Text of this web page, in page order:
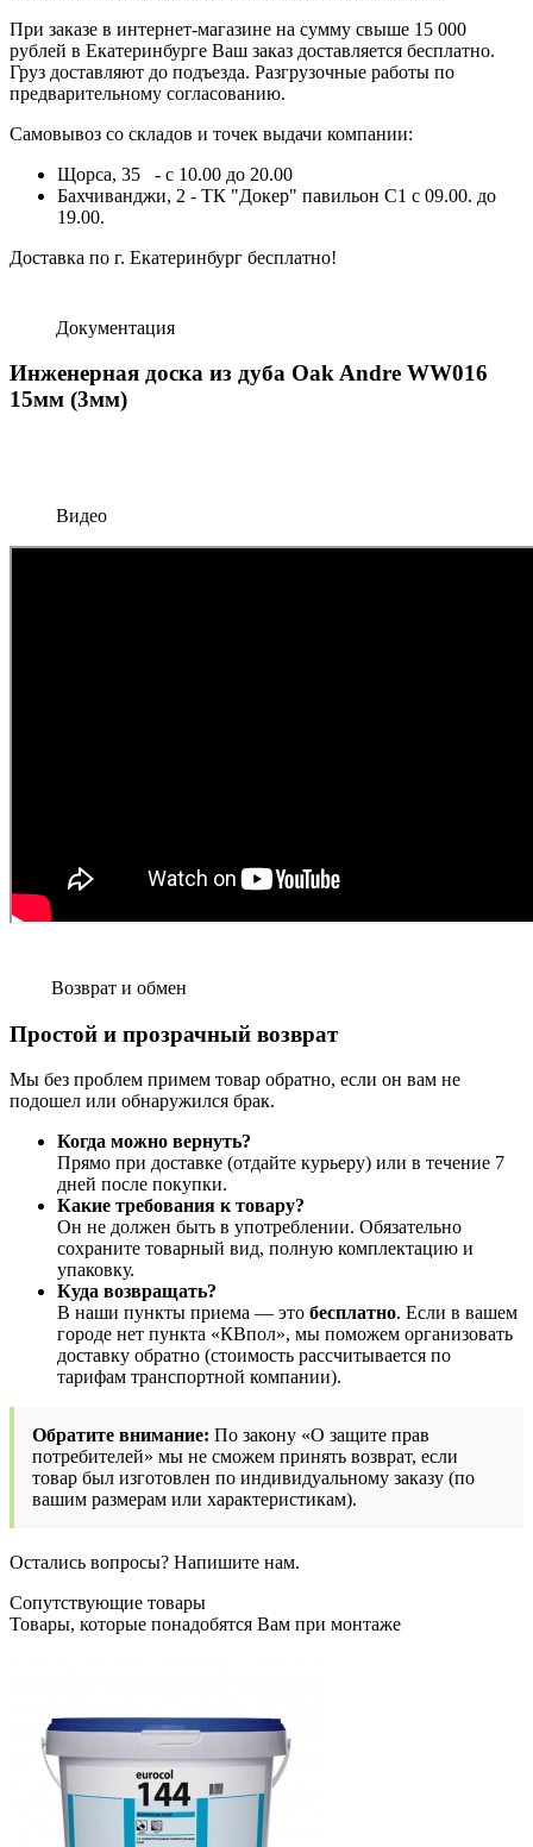
При заказе в интернет-магазине на сумму свыше 15 000
рублей в Екатеринбурге Ваш заказ доставляется бесплатно.
Груз доставляют до подъезда. Разгрузочные работы по
предварительному согласованию.
Самовывоз со складов и точек выдачи компании:
Щорса, 35 - с 10.00 до 20.00
Бахчиванджи, 2 - ТК "Докер" павильон С1 с 09.00. до
19.00.
Доставка по г. Екатеринбург бесплатно!
Документация
Инженерная доска из дуба Oak Andre WW016
15мм (3мм)
Видео
Возврат и обмен
Простой и прозрачный возврат
Мы без проблем примем товар обратно, если он вам не
подошел или обнаружился брак.
Когда можно вернуть?
Прямо при доставке (отдайте курьеру) или в течение 7
дней после покупки.
Какие требования к товару?
Он не должен быть в употреблении. Обязательно
сохраните товарный вид, полную комплектацию и
упаковку.
Куда возвращать?
В наши пункты приема — это бесплатно. Если в вашем
городе нет пункта «КВпол», мы поможем организовать
доставку обратно (стоимость рассчитывается по
тарифам транспортной компании).
Обратите внимание: По закону «О защите прав
потребителей» мы не сможем принять возврат, если
товар был изготовлен по индивидуальному заказу (по
вашим размерам или характеристикам).
Остались вопросы? Напишите нам.
Сопутствующие товары
Товары, которые понадобятся Вам при монтаже